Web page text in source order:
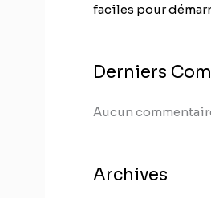
faciles pour
Derniers
Aucun
Archives